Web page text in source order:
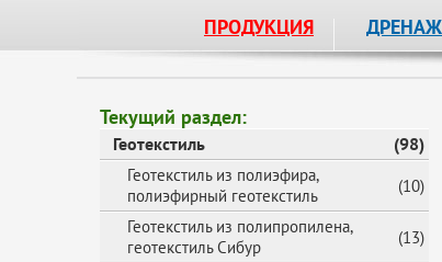
ПРОДУКЦИЯ
Текущий раздел:
Геотекстиль (98)
Геотекстиль из полиэфира,
полиэфирный геотекстиль
(10)
Геотекстиль из полипропилена,
геотекстиль Сибур
(13)